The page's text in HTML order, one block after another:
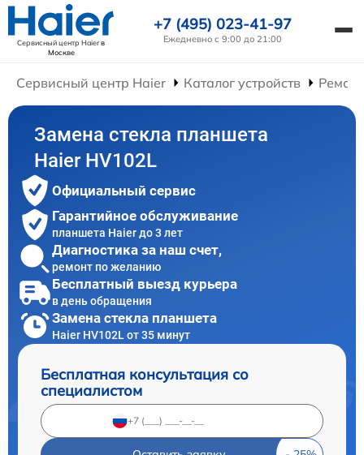
Сервисный центр Haierв
Москве
+7 (495) 023-41-97
Ежедневно с 9:00 до 21:00
Сервисный центр Haier Каталог устройств
Замена стекла планшета
Haier HV102L
Официальный сервис
Гарантийное обслуживание
планшета Haier до 3 лет
Диагностика за наш счет,
ремонт по желанию
Бесплатный выезд курьера
в день обращения
Замена стекла планшета
Haier HV102L от 35 минут
Бесплатная консультация со
специалистом